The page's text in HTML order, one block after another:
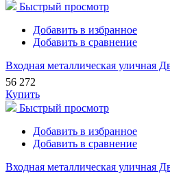
Быстрый просмотр
Добавить в избранное
Добавить в сравнение
Входная металлическая уличная
56 272
Купить
Быстрый просмотр
Добавить в избранное
Добавить в сравнение
Входная металлическая уличная